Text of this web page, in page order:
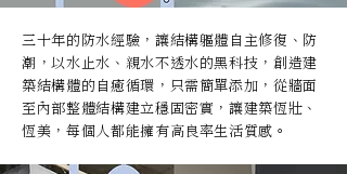
三十年的防水經驗，讓結構軀體自主修復、防
潮，以水止水、親水不透水的黑科技，創造建
築結構體的自癒循環，只需簡單添加，從牆面
至內部整體結構建立穩固密實，讓建築恆壯、
恆美，每個人都能擁有高良率生活質感。